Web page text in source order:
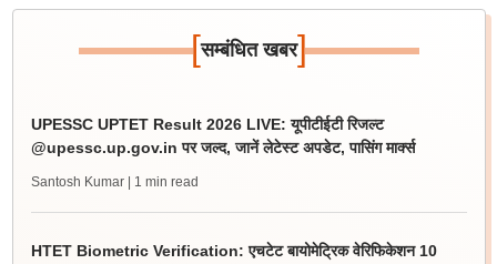
[सम्बंधित खबर]
UPESSC UPTET Result 2026 LIVE: यूपीटीईटी रिजल्ट
@upessc.up.gov.in पर जल्द, जानें लेटेस्ट अपडेट, पासिंग मार्क्स
Santosh Kumar | 1 min read
HTET Biometric Verification: एचटेट बायोमेट्रिक वेरिफिकेशन 10